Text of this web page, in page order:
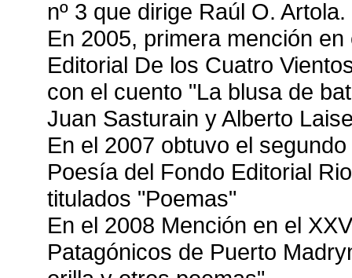
nº 3 que dirige Raúl O. Artola.
En 2005, primera mención
Editorial De los Cuatro
con el cuento "La blusa de
Juan Sasturain y Alberto
En el 2007 obtuvo el
Poesía del Fondo Editorial
titulados "Poemas"
En el 2008 Mención en el
Patagónicos de Puerto